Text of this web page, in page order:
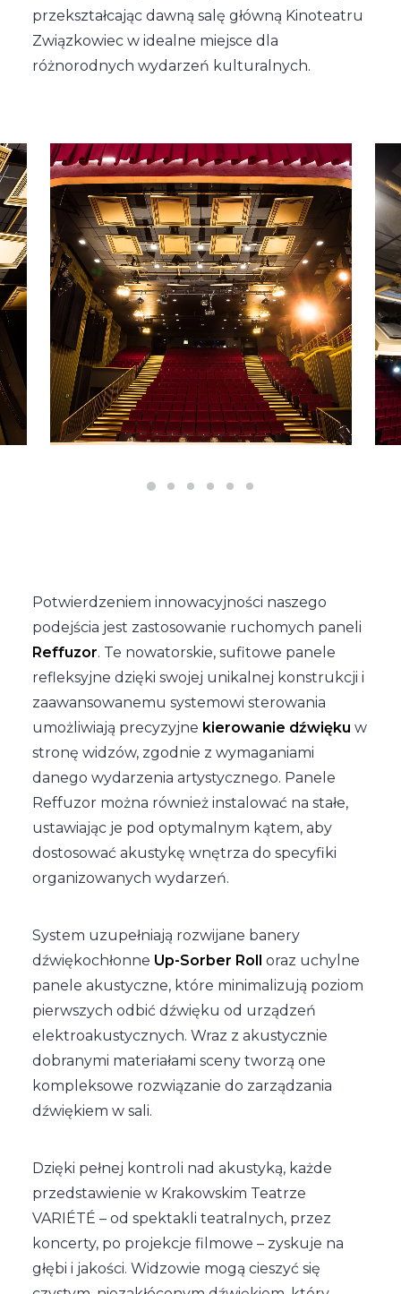
przekształcając dawną salę główną Kinoteatru
Związkowiec w idealne miejsce dla
różnorodnych wydarzeń kulturalnych.
Potwierdzeniem innowacyjności naszego
podejścia jest zastosowanie ruchomych paneli
Reffuzor. Te nowatorskie, sufitowe panele
refleksyjne dzięki swojej unikalnej konstrukcji i
zaawansowanemu systemowi sterowania
umożliwiają precyzyjne kierowanie dźwięku w
stronę widzów, zgodnie z wymaganiami
danego wydarzenia artystycznego. Panele
Reffuzor można również instalować na stałe,
ustawiając je pod optymalnym kątem, aby
dostosować akustykę wnętrza do specyfiki
organizowanych wydarzeń.
System uzupełniają rozwijane banery
dźwiękochłonne Up-Sorber Roll oraz uchylne
panele akustyczne, które minimalizują poziom
pierwszych odbić dźwięku od urządzeń
elektroakustycznych. Wraz z akustycznie
dobranymi materiałami sceny tworzą one
kompleksowe rozwiązanie do zarządzania
dźwiękiem w sali.
Dzięki pełnej kontroli nad akustyką, każde
przedstawienie w Krakowskim Teatrze
VARIÉTÉ – od spektakli teatralnych, przez
koncerty, po projekcje filmowe – zyskuje na
głębi i jakości. Widzowie mogą cieszyć się